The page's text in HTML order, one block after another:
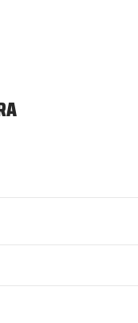
nel settembre